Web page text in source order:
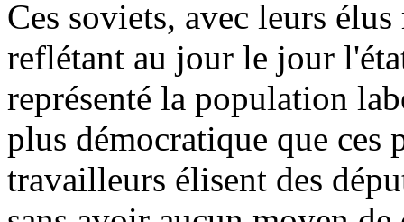
Ces soviets, avec leurs
reflétant au jour le jour
représenté la population
plus démocratique que ces
travailleurs élisent des